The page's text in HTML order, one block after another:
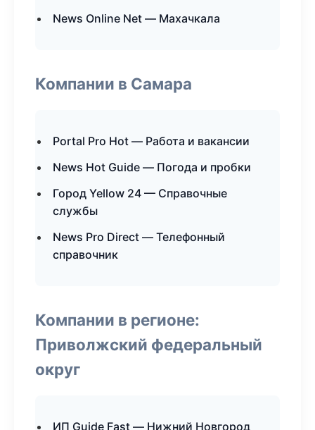
News Online Net — Махачкала
Компании в Самара
Portal Pro Hot — Работа и вакансии
News Hot Guide — Погода и пробки
Город Yellow 24 — Справочные
службы
News Pro Direct — Телефонный
справочник
Компании в регионе:
Приволжский федеральный
округ
ИП Guide Fast — Нижний Новгород